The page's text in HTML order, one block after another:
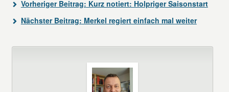
Vorheriger Beitrag: Kurz notiert: Holpriger Saisonstart
Nächster Beitrag: Merkel regiert einfach mal weiter